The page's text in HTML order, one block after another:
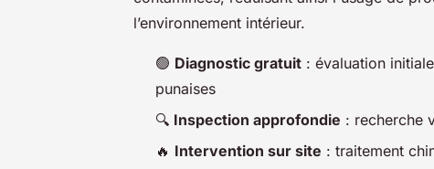
l’environnement intérieur.
🟢 Diagnostic gratuit : évaluation
punaises
🔍 Inspection approfondie : recherche
🔥 Intervention sur site : traitement